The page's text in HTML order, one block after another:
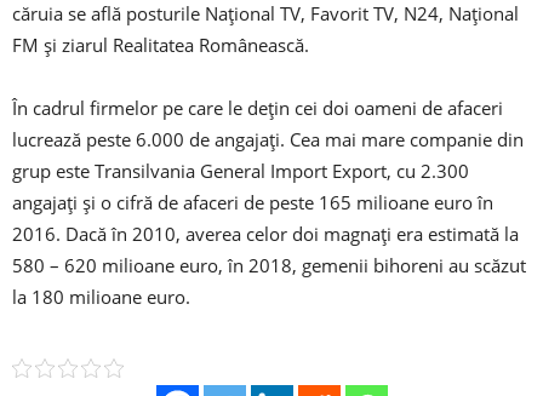
căruia se află posturile Național TV, Favorit TV, N24, Național
FM și ziarul Realitatea Românească.
În cadrul firmelor pe care le dețin cei doi oameni de afaceri
lucrează peste 6.000 de angajaţi. Cea mai mare companie din
grup este Transilvania General Import Export, cu 2.300
angajaţi şi o cifră de afaceri de peste 165 milioane euro în
2016. Dacă în 2010, averea celor doi magnaţi era estimată la
580 – 620 milioane euro, în 2018, gemenii bihoreni au scăzut
la 180 milioane euro.